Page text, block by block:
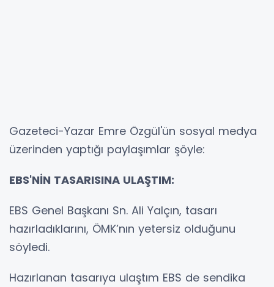
Gazeteci-Yazar Emre Özgül'ün sosyal medya
üzerinden yaptığı paylaşımlar şöyle:
EBS'NİN TASARISINA ULAŞTIM:
EBS Genel Başkanı Sn. Ali Yalçın, tasarı
hazırladıklarını, ÖMK’nın yetersiz olduğunu
söyledi.
Hazırlanan tasarıya ulaştım EBS de sendika